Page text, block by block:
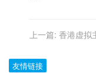
上一篇: 香港虚拟
友情链接